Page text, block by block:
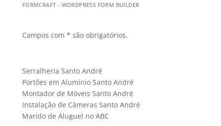
FORMCRAFT - WORDPRESS FORM BUILDER
Campos com * são obrigatórios.
Serralheria Santo André
Portões em Alumínio Santo André
Montador de Móveis Santo André
Instalação de Câmeras Santo André
Marido de Aluguel no ABC